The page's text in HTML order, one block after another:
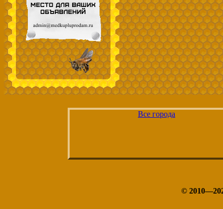
Все города
©